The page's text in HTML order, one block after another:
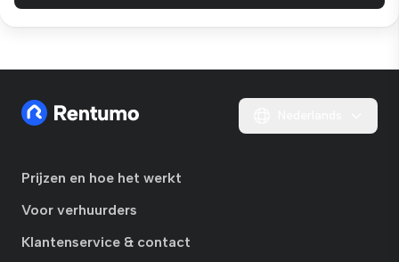
Prijzen en hoe het werkt
Voor verhuurders
Klantenservice & contact